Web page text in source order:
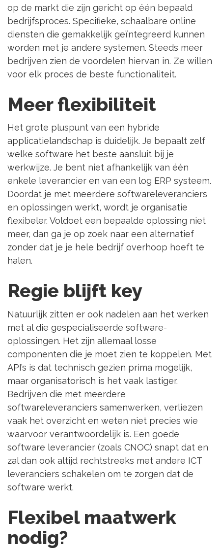
op de markt die zijn gericht op één bepaald
bedrijfsproces. Specifieke, schaalbare online
diensten die gemakkelijk geïntegreerd kunnen
worden met je andere systemen. Steeds meer
bedrijven zien de voordelen hiervan in. Ze willen
voor elk proces de beste functionaliteit.
Meer flexibiliteit
Het grote pluspunt van een hybride
applicatielandschap is duidelijk. Je bepaalt zelf
welke software het beste aansluit bij je
werkwijze. Je bent niet afhankelijk van één
enkele leverancier en van een log ERP systeem.
Doordat je met meerdere softwareleveranciers
en oplossingen werkt, wordt je organisatie
flexibeler. Voldoet een bepaalde oplossing niet
meer, dan ga je op zoek naar een alternatief
zonder dat je je hele bedrijf overhoop hoeft te
halen.
Regie blijft key
Natuurlijk zitten er ook nadelen aan het werken
met al die gespecialiseerde software-
oplossingen. Het zijn allemaal losse
componenten die je moet zien te koppelen. Met
API’s is dat technisch gezien prima mogelijk,
maar organisatorisch is het vaak lastiger.
Bedrijven die met meerdere
softwareleveranciers samenwerken, verliezen
vaak het overzicht en weten niet precies wie
waarvoor verantwoordelijk is. Een goede
software leverancier (zoals CNOC) snapt dat en
zal dan ook altijd rechtstreeks met andere ICT
leveranciers schakelen om te zorgen dat de
software werkt.
Flexibel maatwerk
nodig?